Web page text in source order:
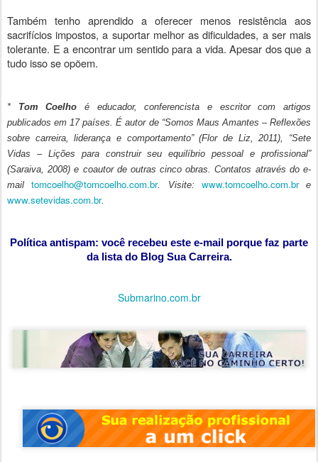
Também tenho aprendido a oferecer menos resistência aos
sacrifícios impostos, a suportar melhor as dificuldades, a ser mais
tolerante. E a encontrar um sentido para a vida. Apesar dos que a
tudo isso se opõem.
* Tom Coelho é educador, conferencista e escritor com artigos
publicados em 17 países. É autor de “Somos Maus Amantes – Reflexões
sobre carreira, liderança e comportamento” (Flor de Liz, 2011), “Sete
Vidas – Lições para construir seu equilíbrio pessoal e profissional”
(Saraiva, 2008) e coautor de outras cinco obras. Contatos através do e-
mailtomcoelho@tomcoelho.com.br. Visite: www.tomcoelho.com.br e
www.setevidas.com.br.
Política antispam: você recebeu este e-mail porque faz parte
da lista do Blog Sua Carreira.
Submarino.com.br